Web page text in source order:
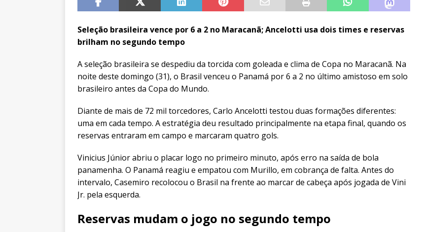
Seleção brasileira vence por 6 a 2 no Maracanã; Ancelotti usa dois times e reservas
brilham no segundo tempo
A seleção brasileira se despediu da torcida com goleada e clima de Copa no Maracanã. Na
noite deste domingo (31), o Brasil venceu o Panamá por 6 a 2 no último amistoso em solo
brasileiro antes da Copa do Mundo.
Diante de mais de 72 mil torcedores, Carlo Ancelotti testou duas formações diferentes:
uma em cada tempo. A estratégia deu resultado principalmente na etapa final, quando os
reservas entraram em campo e marcaram quatro gols.
Vinicius Júnior abriu o placar logo no primeiro minuto, após erro na saída de bola
panamenha. O Panamá reagiu e empatou com Murillo, em cobrança de falta. Antes do
intervalo, Casemiro recolocou o Brasil na frente ao marcar de cabeça após jogada de Vini
Jr. pela esquerda.
Reservas mudam o jogo no segundo tempo